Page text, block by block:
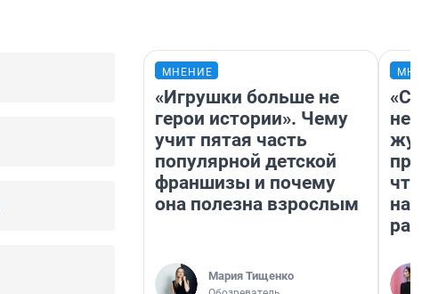
МНЕНИЕ
«Игрушки больше не
герои истории». Чему
учит пятая часть
популярной детской
франшизы и почему
она полезна взрослым
Мария Тищенко
на
ради